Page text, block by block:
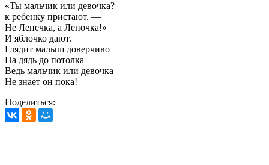
«Ты мальчик или девочка? —
к ребенку пристают. —
Не Ленечка, а Леночка!»
И яблочко дают.
Глядит малыш доверчиво
На дядь до потолка —
Ведь мальчик или девочка
Не знает он пока!
Поделиться: